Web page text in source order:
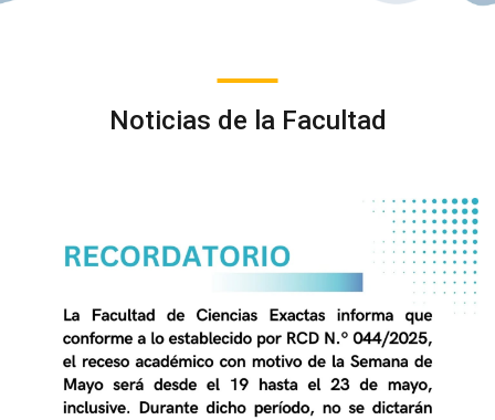
Noticias de la Facultad